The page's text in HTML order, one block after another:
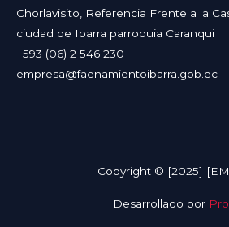
Chorlavisito, Referencia Frente a la
ciudad de Ibarra parroquia Caranqui
+593 (06) 2 546 230
empresa@faenamientoibarra.gob.ec
Copyright © [2025]
Desarrollado por